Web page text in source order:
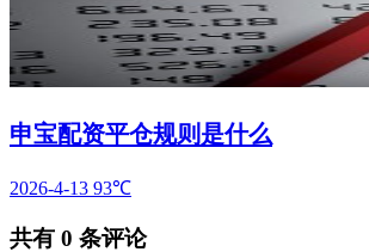
申宝配资平仓规则是什么
2026-4-13 93℃
共有 0 条评论